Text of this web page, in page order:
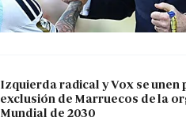
Izquierda radical y Vox se unen
exclusión de Marruecos de la
Mundial de 2030